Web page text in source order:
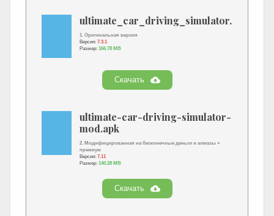
ultimate_car_driving_simulator.apk
1. Оригинальная версия
Версия: 7.3.1
Размер: 166.78 MB
Скачать
ultimate-car-driving-simulator-
mod.apk
2. Модифицированная на бесконечные деньги и алмазы +
премиум
Версия: 7.11
Размер: 140.28 MB
Скачать